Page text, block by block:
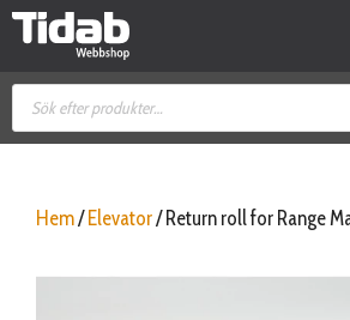
Hoppa
Produktsökning
Hem/ Elevator/ Return roll for Range